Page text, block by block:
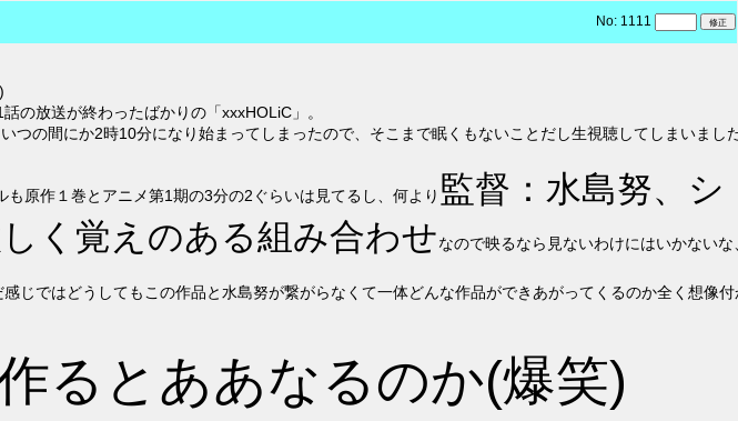
No: 1111
の放送が終わったばかりの「xxxHOLiC」。
つの間にか2時10分になり始まってしまったので、そこまで眠くもないことだし生視聴してしまいまし
原作１巻とアニメ第1期の3分の2ぐらいは見てるし、何より 監督：水島努、シ
く覚えのある組み合わせなので映るなら見ないわけにはいかないな
じではどうしてもこの作品と水島努が繋がらなくて一体どんな作品ができあがってくるのか全く想像付
るとああなるのか(爆笑)